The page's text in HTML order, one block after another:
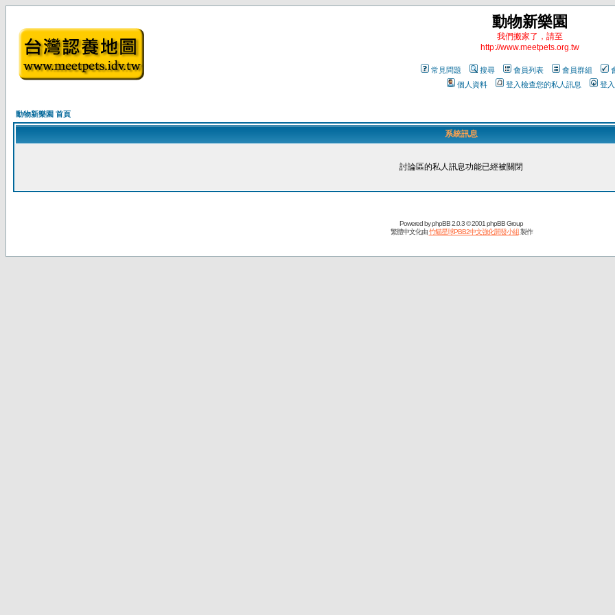
動物新樂園
我們搬家了，請至
http://www.meetpets.org.tw
常見問題 搜尋 會員列表 會員群組
個人資料
登入檢查您的私人訊息 登入
動物新樂園 首頁
系統訊息
討論區的私人訊息功能已經被關閉
Powered byphpBB2.0.3 © 2001 phpBB Group
繁體中文化由竹貓星球PBB2中文強化開發小組製作